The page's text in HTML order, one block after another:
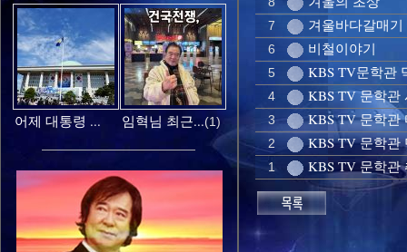
어제 대통령 ... 임혁님 최근...(1)
7 겨울바다갈매기
6 비철이야기
5 KBS TV문학관
4 KBS TV 문학관
3 KBS TV 문학관
2 KBS TV 문학관
1 KBS TV 문학관